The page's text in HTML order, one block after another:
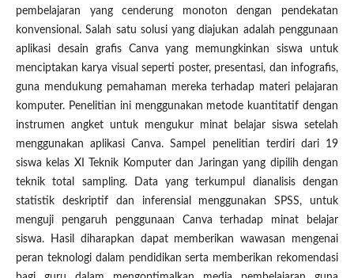
pembelajaran yang cenderung monoton dengan pendekatan
konvensional. Salah satu solusi yang diajukan adalah penggunaan
aplikasi desain grafis Canva yang memungkinkan siswa untuk
menciptakan karya visual seperti poster, presentasi, dan infografis,
guna mendukung pemahaman mereka terhadap materi pelajaran
komputer. Penelitian ini menggunakan metode kuantitatif dengan
instrumen angket untuk mengukur minat belajar siswa setelah
menggunakan aplikasi Canva. Sampel penelitian terdiri dari 19
siswa kelas XI Teknik Komputer dan Jaringan yang dipilih dengan
teknik total sampling. Data yang terkumpul dianalisis dengan
statistik deskriptif dan inferensial menggunakan SPSS, untuk
menguji pengaruh penggunaan Canva terhadap minat belajar
siswa. Hasil diharapkan dapat memberikan wawasan mengenai
peran teknologi dalam pendidikan serta memberikan rekomendasi